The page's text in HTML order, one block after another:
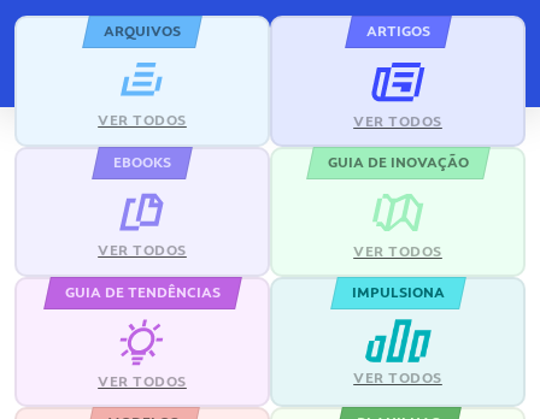
ARQUIVOS
VER TODOS
ARTIGOS
VER TODOS
EBOOKS
VER TODOS
GUIA DE INOVAÇÃO
VER TODOS
GUIA DE TENDÊNCIAS
VER TODOS
IMPULSIONA
VER TODOS